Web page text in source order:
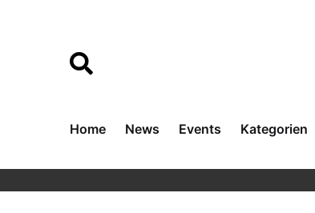
Home News Events Kategorien